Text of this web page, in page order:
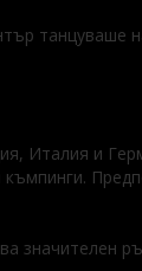
танцуваше
Италия и
значителен